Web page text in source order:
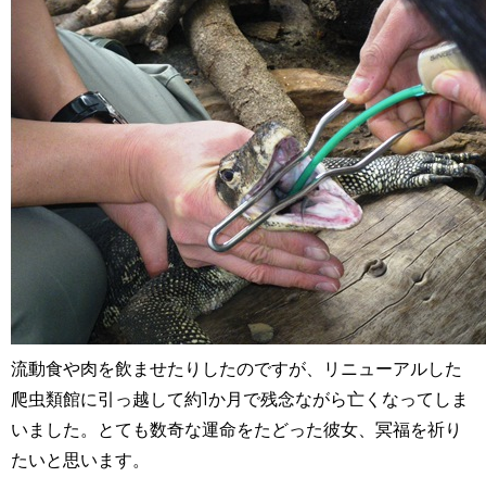
流動食や肉を飲ませたりしたのですが、リニューアルした
爬虫類館に引っ越して約1か月で残念ながら亡くなってしま
いました。とても数奇な運命をたどった彼女、冥福を祈り
たいと思います。